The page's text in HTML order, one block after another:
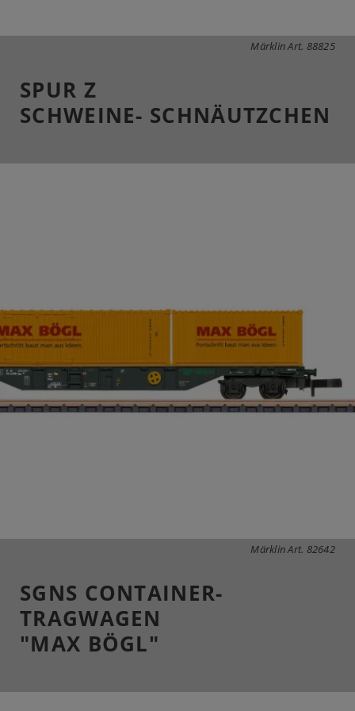
Märklin Art. 88825
SPUR Z
SCHWEINE- SCHNÄUTZCHEN
Märklin Art. 82642
SGNS CONTAINER-
TRAGWAGEN
"MAX BÖGL"